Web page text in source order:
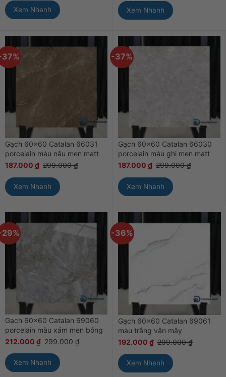
Xem Nhanh Xem Nhanh
Gạch 60×60 Catalan 66031
porcelain màu nâu men matt
187.000 ₫ 299.000₫
Xem Nhanh
-37%
Gạch 60×60 Catalan 66030
porcelain màu ghi men matt
187.000 ₫ 299.000₫
Xem Nhanh
Gạch 60×60 Catalan 69060
porcelain màu xám men bóng
212.000 ₫ 299.000₫
Xem Nhanh
-36%
Gạch 60×60 Catalan 69061
màu trắng vân mây
192.000 ₫ 299.000₫
Xem Nhanh